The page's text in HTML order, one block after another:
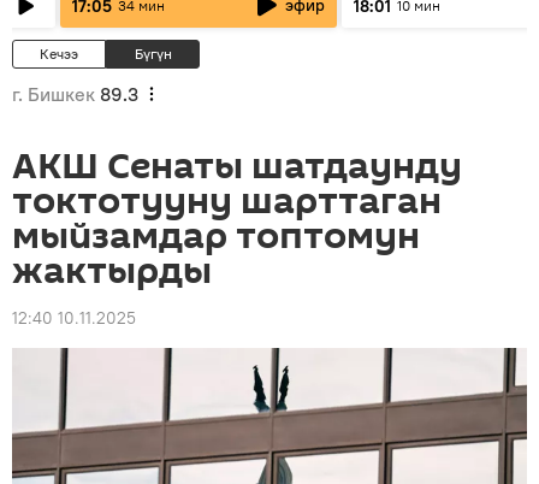
17:05 34 мин эфир
18:01 10 мин
Кечээ Бүгүн
г. Бишкек 89.3
АКШ Сенаты шатдаунду
токтотууну шарттаган
мыйзамдар топтомун
жактырды
12:40 10.11.2025